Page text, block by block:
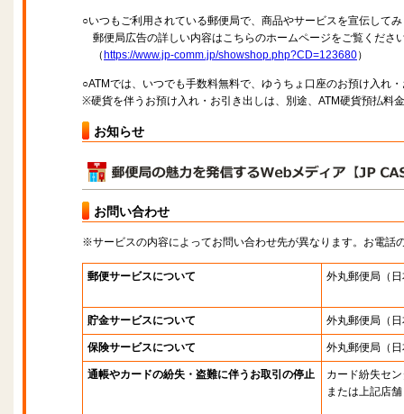
○いつもご利用されている郵便局で、商品やサービスを宣伝して
郵便局広告の詳しい内容はこちらのホームページをご覧くださ
（ https://www.jp-comm.jp/showshop.php?CD=123680）
○ATMでは、いつでも手数料無料で、ゆうちょ口座のお預け入れ
※硬貨を伴うお預け入れ・お引き出しは、別途、ATM硬貨預払料
お知らせ
お問い合わせ
※サービスの内容によってお問い合わせ先が異なります。お電話
郵便サービスについて 外丸郵便局 （
貯金サービスについて 外丸郵便局 （
保険サービスについて 外丸郵便局 （
通帳やカードの紛失・盗難に伴うお取引の停止
カード紛失セ
または上記店舗